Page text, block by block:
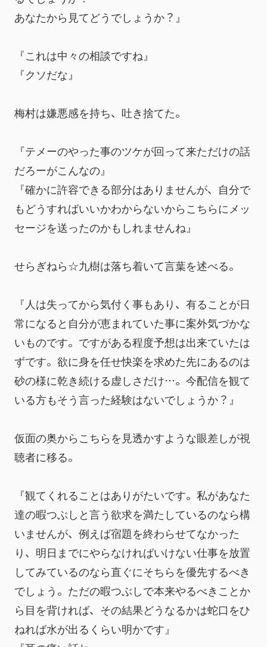
あなたから見てどうでしょうか？』
『これは中々の相談ですね』
『クソだな』
梅村は嫌悪感を持ち、吐き捨てた。
『テメーのやった事のツケが回って来ただけの話
だろーがこんなの』
『確かに許容できる部分はありませんが、自分で
もどうすればいいかわからないからこちらにメッ
セージを送ったのかもしれませんね』
せらぎねら☆九樹は落ち着いて言葉を述べる。
『人は失ってから気付く事もあり、有ることが日
常になると自分が恵まれていた事に案外気づかな
いものです。ですがある程度予想は出来ていたは
ずです。欲に身を任せ快楽を求めた先にあるのは
砂の様に乾き続ける虚しさだけ…。今配信を観て
いる方もそう言った経験はないでしょうか？』
仮面の奥からこちらを見透かすような眼差しが視
聴者に移る。
『観てくれることはありがたいです。私があなた
達の暇つぶしと言う欲求を満たしているのなら構
いませんが、例えば宿題を終わらせてなかった
り、明日までにやらなければいけない仕事を放置
してみているのなら直ぐにそちらを優先するべき
でしょう。ただの暇つぶしで本来やるべきことか
ら目を背ければ、その結果どうなるかは蛇口をひ
ねれば水が出るくらい明かです』